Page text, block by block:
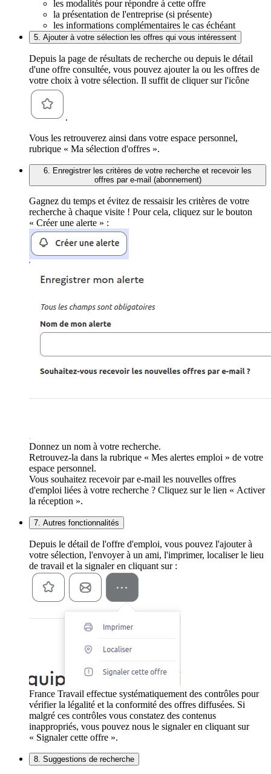
les modalités pour répondre à cette offre
la présentation de l'entreprise (si présente)
les informations complémentaires le cas échéant
5. Ajouter à votre sélection les offres qui vous intéressent
Depuis la page de résultats de recherche ou depuis le détail
d'une offre consultée, vous pouvez ajouter la ou les offres de
votre choix à votre sélection. Il suffit de cliquer sur l'icône
.
Vous les retrouverez ainsi dans votre espace personnel,
rubrique « Ma sélection d'offres ».
6. Enregistrer les critères de votre recherche et recevoir les
offres par e-mail (abonnement)
Gagnez du temps et évitez de ressaisir les critères de votre
recherche à chaque visite ! Pour cela, cliquez sur le bouton
« Créer une alerte » :
Donnez un nom à votre recherche.
Retrouvez-la dans la rubrique « Mes alertes emploi » de votre
espace personnel.
Vous souhaitez recevoir par e-mail les nouvelles offres
d'emploi liées à votre recherche ? Cliquez sur le lien « Activer
la réception ».
7. Autres fonctionnalités
Depuis le détail de l'offre d'emploi, vous pouvez l'ajouter à
votre sélection, l'envoyer à un ami, l'imprimer, localiser le lieu
de travail et la signaler en cliquant sur :
France Travail effectue systématiquement des contrôles pour
vérifier la légalité et la conformité des offres diffusées. Si
malgré ces contrôles vous constatez des contenus
inappropriés, vous pouvez nous le signaler en cliquant sur
« Signaler cette offre ».
8. Suggestions de recherche